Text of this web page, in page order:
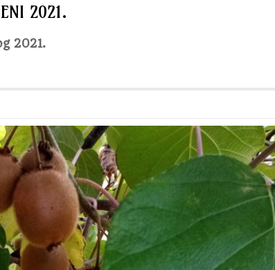
2021.
2021.